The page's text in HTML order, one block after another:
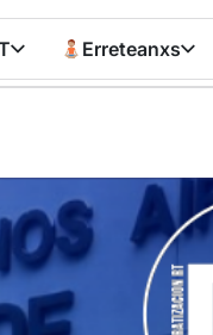
Erreteanxs